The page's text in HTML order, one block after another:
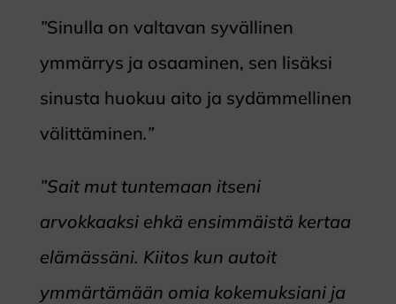
”Sinulla on valtavan syvällinen
ymmärrys ja osaaminen, sen lisäksi
sinusta huokuu aito ja sydämmellinen
välittäminen.”
”Sait mut tuntemaan itseni
arvokkaaksi ehkä ensimmäistä kertaa
elämässäni. Kiitos kun autoit
ymmärtämään omia kokemuksiani ja